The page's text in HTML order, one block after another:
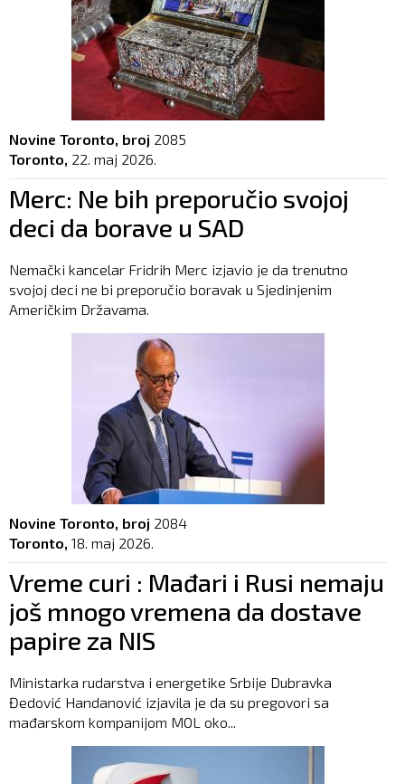
Novine Toronto, broj 2085
Toronto, 22. maj 2026.
Merc: Ne bih preporučio svojoj
deci da borave u SAD
Nemački kancelar Fridrih Merc izjavio je da trenutno
svojoj deci ne bi preporučio boravak u Sjedinjenim
Američkim Državama.
Novine Toronto, broj 2084
Toronto, 18. maj 2026.
Vreme curi : Mađari i Rusi nemaju
još mnogo vremena da dostave
papire za NIS
Ministarka rudarstva i energetike Srbije Dubravka
Đedović Handanović izjavila je da su pregovori sa
mađarskom kompanijom MOL oko...